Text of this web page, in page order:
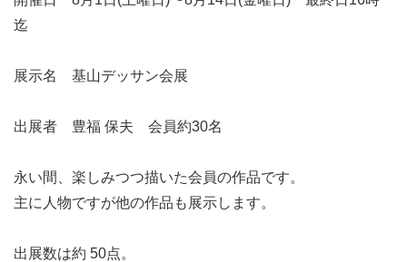
迄
展示名 基山デッサン会展
出展者 豊福 保夫 会員約30名
永い間、楽しみつつ描いた会員の作品です。
主に人物ですが他の作品も展示します。
出展数は約 50点。